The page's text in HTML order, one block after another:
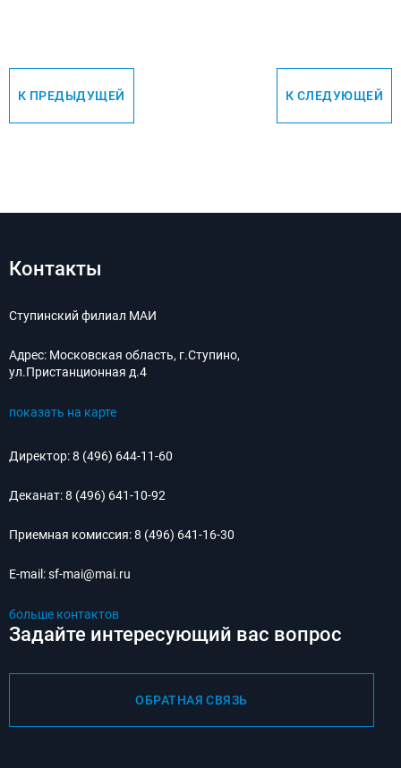
К ПРЕДЫДУЩЕЙ К СЛЕДУЮЩЕЙ
Контакты
Ступинский филиал МАИ
Адрес: Московская область, г.Ступино,
ул.Пристанционная д.4
показать на карте
Директор:8 (496) 644-11-60
Деканат:8 (496) 641-10-92
Приемная комиссия:8 (496) 641-16-30
E-mail:sf-mai@mai.ru
больше контактов
Задайте интересующий вас вопрос
ОБРАТНАЯ СВЯЗЬ